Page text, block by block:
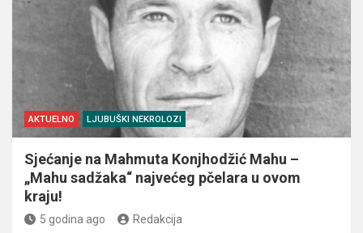
AKTUELNO LJUBUŠKI NEKROLOZI
Sjećanje na Mahmuta Konjhodžić Mahu –
„Mahu sadžaka“ najvećeg pčelara u ovom
kraju!
5 godina ago Redakcija